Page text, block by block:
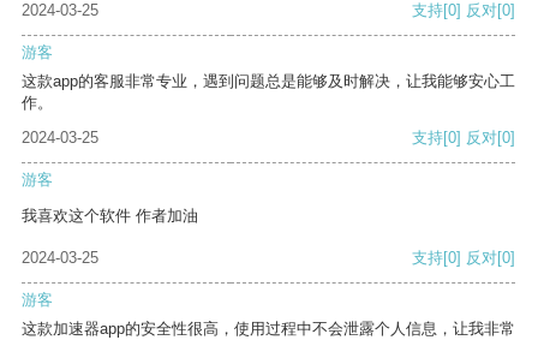
2024-03-25
支持[0] 反对[0]
游客
这款app的客服非常专业，遇到问题总是能够及时解决，让我能够安心工
作。
2024-03-25
支持[0] 反对[0]
游客
我喜欢这个软件 作者加油
2024-03-25 支持[0] 反对[0]
游客
这款加速器app的安全性很高，使用过程中不会泄露个人信息，让我非常